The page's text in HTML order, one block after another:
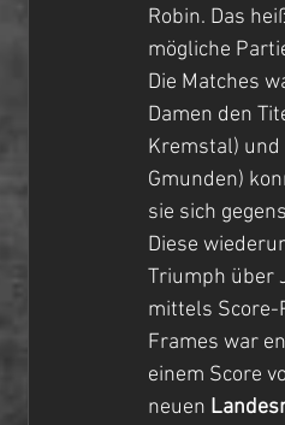
Robin. Das
mögliche
Die Matches
Damen den
Kremstal) und
Gmunden)
sie sich
Diese
Triumph über
mittels Score-
Frames war
einem Score
neuen